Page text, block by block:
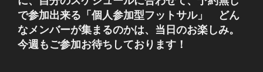
で参加出来る「個人参加型フットサル」 どん
なメンバーが集まるのかは、当日のお楽しみ。
今週もご参加お待ちしております！